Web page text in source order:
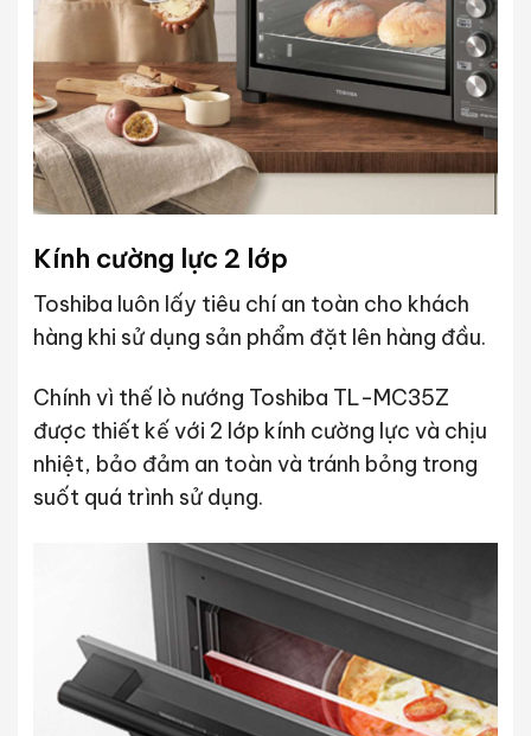
Kính cường lực 2 lớp
Toshiba luôn lấy tiêu chí an toàn cho khách
hàng khi sử dụng sản phẩm đặt lên hàng đầu.
Chính vì thế lò nướng Toshiba TL-MC35Z
được thiết kế với 2 lớp kính cường lực và chịu
nhiệt, bảo đảm an toàn và tránh bỏng trong
suốt quá trình sử dụng.